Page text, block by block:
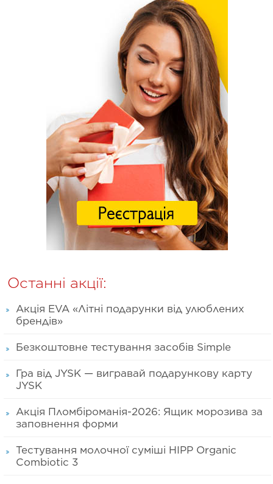
Останні акції:
Акція EVA «Літні подарунки від улюблених
брендів»
Безкоштовне тестування засобів Simple
Гра від JYSK — вигравай подарункову карту
JYSK
Акція Пломбіроманія-2026: Ящик морозива за
заповнення форми
Тестування молочної суміші HIPP Organic
Combiotic 3